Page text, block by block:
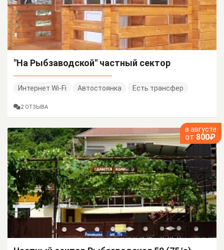
"На Рыбзаводской" частный сектор
Интернет Wi-Fi Автостоянка Есть трансфер
2 ОТЗЫВА
в августе
от 800₽